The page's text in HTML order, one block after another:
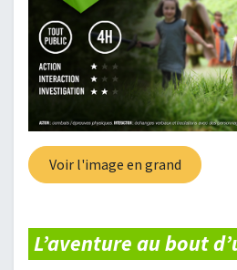
Voir l'image en grand
L’aventure au bout